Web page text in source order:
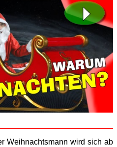
Weihnachtsmann wird sich ab